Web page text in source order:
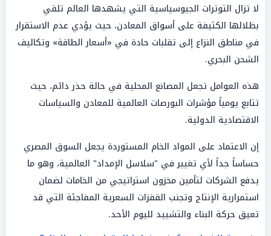
لا تزال التوترات الجيوسياسية التي يشهدها العالم تلقي
بظلالها الكثيفة على أسواق المعادن، حيث يؤدي عدم الاستقرار
في مناطق النزاع إلى تقلبات حادة في «أسعار الطاقة» وتكاليف
الشحن البحري.
هذه العوامل تجعل المصانع المحلية في حالة حذر دائم، حيث
تتابع يومياً مؤشرات البورصات العالمية للمعادن والسياسات
الاقتصادية الدولية.
إن الاعتماد على المواد الخام المستوردة يجعل السوق المصري
حساساً جداً لأي تغيير في "سلاسل الإمداد" العالمية، وهو ما
يدفع الشركات لتأمين مخزون استراتيجي من الخامات لضمان
استمرارية الإنتاج وتجنب القفزات السعرية المفاجئة التي قد
تعيق حركة البناء والتشييد لليوم الأحد.